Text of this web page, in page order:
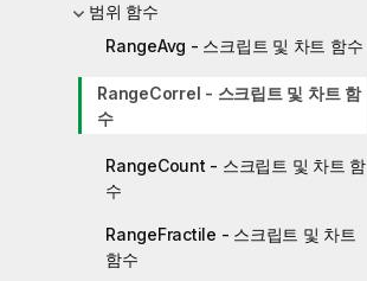
범위 함수
RangeAvg - 스크립트 및 차트 함수
RangeCorrel - 스크립트 및 차트 함
수
RangeCount - 스크립트 및 차트 함
수
RangeFractile - 스크립트 및 차트
함수